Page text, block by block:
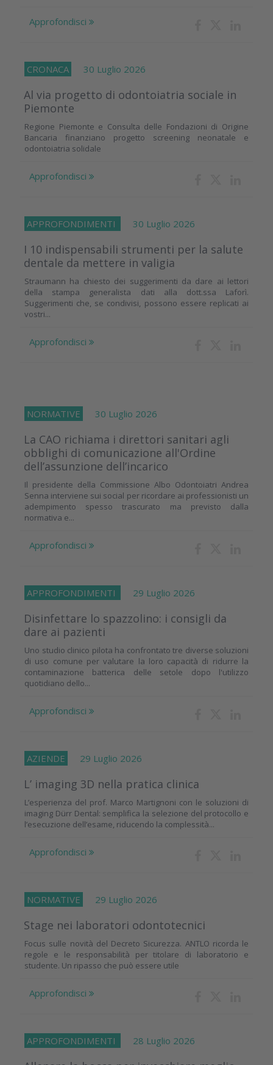
Approfondisci
CRONACA 30 Luglio 2026
Al via progetto di odontoiatria sociale in
Piemonte
Regione Piemonte e Consulta delle Fondazioni di Origine
Bancaria finanziano progetto screening neonatale e
odontoiatria solidale
Approfondisci
APPROFONDIMENTI 30 Luglio 2026
I 10 indispensabili strumenti per la salute
dentale da mettere in valigia
Straumann ha chiesto dei suggerimenti da dare ai lettori
della stampa generalista dati alla dott.ssa Laforì.
Suggerimenti che, se condivisi, possono essere replicati ai
vostri...
Approfondisci
NORMATIVE 30 Luglio 2026
La CAO richiama i direttori sanitari agli
obblighi di comunicazione all'Ordine
dell’assunzione dell’incarico
Il presidente della Commissione Albo Odontoiatri Andrea
Senna interviene sui social per ricordare ai professionisti un
adempimento spesso trascurato ma previsto dalla
normativa e...
Approfondisci
APPROFONDIMENTI 29 Luglio 2026
Disinfettare lo spazzolino: i consigli da
dare ai pazienti
Uno studio clinico pilota ha confrontato tre diverse soluzioni
di uso comune per valutare la loro capacità di ridurre la
contaminazione batterica delle setole dopo l'utilizzo
quotidiano dello...
Approfondisci
AZIENDE 29 Luglio 2026
L’ imaging 3D nella pratica clinica
L’esperienza del prof. Marco Martignoni con le soluzioni di
imaging Dürr Dental: semplifica la selezione del protocollo e
l’esecuzione dell’esame, riducendo la complessità...
Approfondisci
NORMATIVE 29 Luglio 2026
Stage nei laboratori odontotecnici
Focus sulle novità del Decreto Sicurezza. ANTLO ricorda le
regole e le responsabilità per titolare di laboratorio e
studente. Un ripasso che può essere utile
Approfondisci
APPROFONDIMENTI 28 Luglio 2026